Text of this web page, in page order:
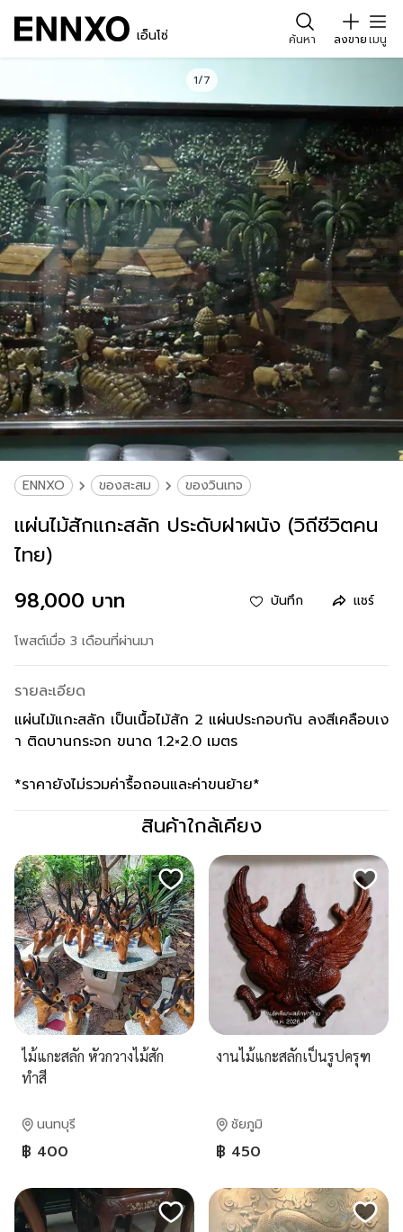
เอ็นโซ่ ค้นหา ลงขายเมนู
1/7
ENNXO ของสะสม ของวินเทจ
แผ่นไม้สักแกะสลัก ประดับฝาผนัง (วิถีชีวิตคน
ไทย)
98,000 บาท
บันทึก แชร์
โพสต์เมื่อ 3 เดือนที่ผ่านมา
รายละเอียด
แผ่นไม้แกะสลัก เป็นเนื้อไม้สัก 2 แผ่นประกอบกัน ลงสีเคลือบเง
า ติดบานกระจก ขนาด 1.2×2.0 เมตร
*ราคายังไม่รวมค่ารื้อถอนและค่าขนย้าย*
สินค้าใกล้เคียง
ไม้แกะสลัก หัวกวางไม้สัก
ทำสี
นนทบุรี
฿ 400
งานไม้แกะสลักเป็นรูปครุฑ
ชัยภูมิ
฿ 450